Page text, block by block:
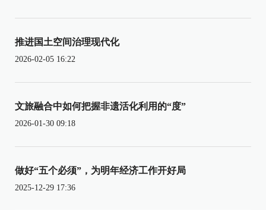
推进国土空间治理现代化
2026-02-05 16:22
文旅融合中如何把握非遗活化利用的“度”
2026-01-30 09:18
做好“五个必须”，为明年经济工作开好局
2025-12-29 17:36